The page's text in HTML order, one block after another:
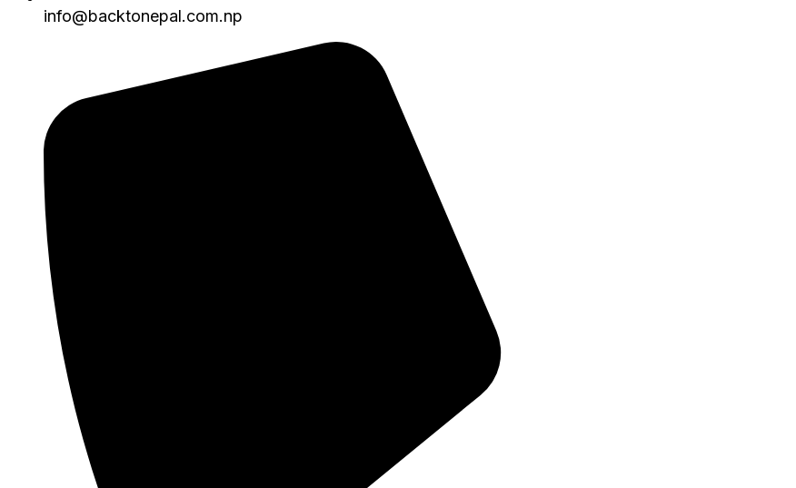
info@backtonepal.com.np